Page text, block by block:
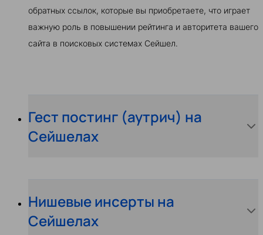
обратных ссылок, которые вы приобретаете, что играет
важную роль в повышении рейтинга и авторитета вашего
сайта в поисковых системах Сейшел.
Гест постинг (аутрич) на
Сейшелах
Нишевые инсерты на
Сейшелах